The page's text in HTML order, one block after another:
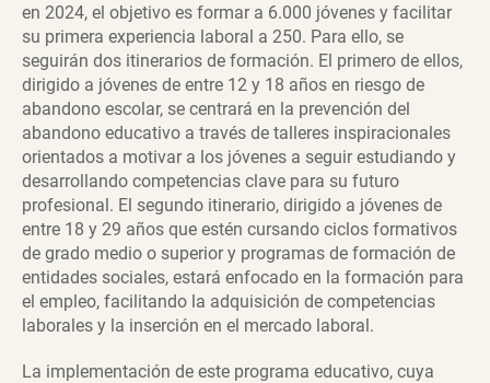
en 2024, el objetivo es formar a 6.000 jóvenes y facilitar
su primera experiencia laboral a 250. Para ello, se
seguirán dos itinerarios de formación. El primero de ellos,
dirigido a jóvenes de entre 12 y 18 años en riesgo de
abandono escolar, se centrará en la prevención del
abandono educativo a través de talleres inspiracionales
orientados a motivar a los jóvenes a seguir estudiando y
desarrollando competencias clave para su futuro
profesional. El segundo itinerario, dirigido a jóvenes de
entre 18 y 29 años que estén cursando ciclos formativos
de grado medio o superior y programas de formación de
entidades sociales, estará enfocado en la formación para
el empleo, facilitando la adquisición de competencias
laborales y la inserción en el mercado laboral.
La implementación de este programa educativo, cuya